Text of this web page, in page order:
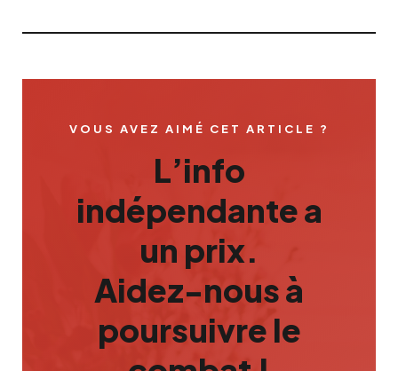
VOUS AVEZ AIMÉ CET ARTICLE ?
L’info
indépendante a
un prix.
Aidez-nous à
poursuivre le